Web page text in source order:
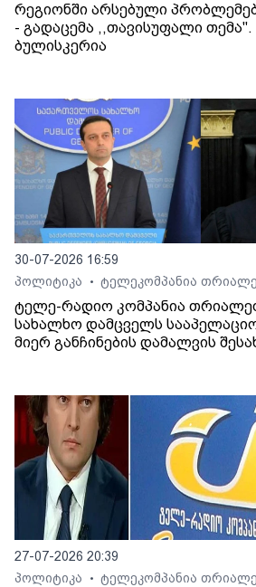
რეგიონში არსებული
- გადაცემა ,,თავისუფალი თემა".
ბულისკერია
30-07-2026 16:59
პოლიტიკა
• ტელეკომპანია
ტელე-რადიო კომპანია
სახალხო დამცველს
მიერ განჩინების დამალვის
27-07-2026 20:39
პოლიტიკა
• ტელეკომპანია